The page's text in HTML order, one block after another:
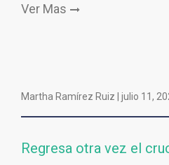
Ver Mas
Martha Ramírez Ruiz | julio 11,
Regresa otra vez el